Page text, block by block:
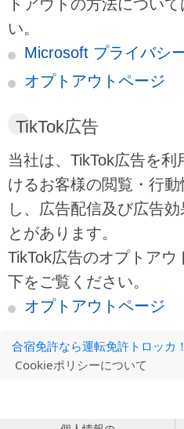
トアウトの方法につい
い。
Microsoft プライバシ
オプトアウトページ
TikTok広告
当社は、TikTok広告を
けるお客様の閲覧・行
し、広告配信及び広告
とがあります。
TikTok広告のオプトア
下をご覧ください。
オプトアウトページ
合宿免許なら運転免許トロッカ！
Cookieポリシーについて